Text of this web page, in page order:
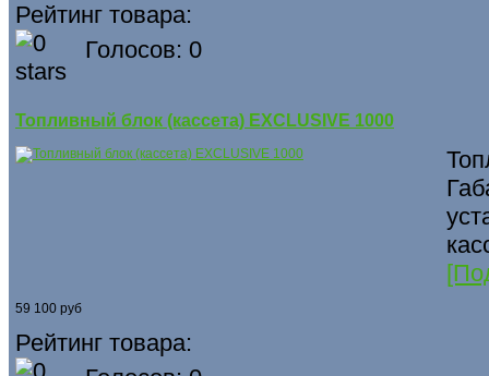
Рейтинг товара:
Голосов: 0
Топливный блок (кассета) EXCLUSIVE 1000
59 100 руб
Рейтинг товара: